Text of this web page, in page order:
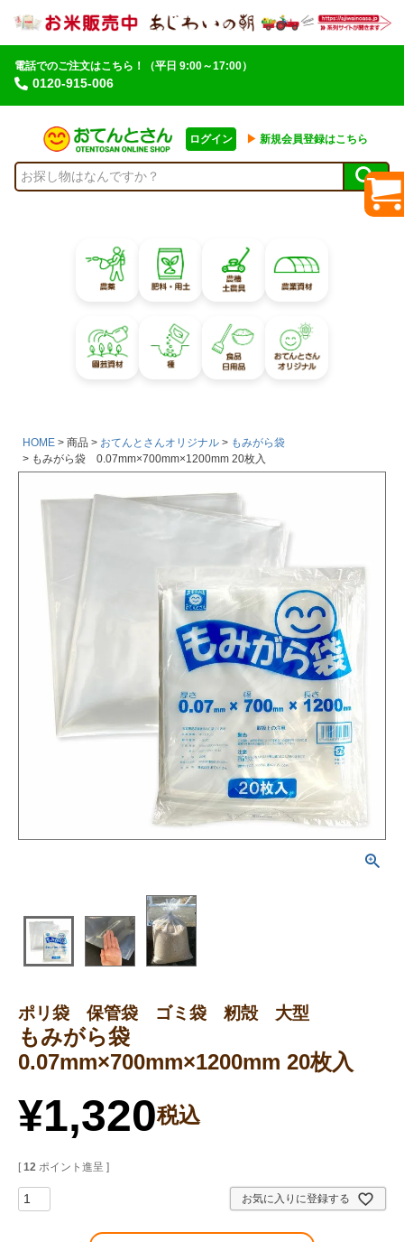
電話でのご注文はこちら！
0120-915-006
（平日 9:00～17:00）
ログイン ▶︎ 新規会員登録はこちら
HOME 商品 おてんとさんオリジナル
もみがら袋
もみがら袋 0.07mm×700mm×1200mm 20枚入
ポリ袋 保管袋 ゴミ袋 籾殻 大型
もみがら袋
0.07mm×700mm×1200mm 20枚入
¥1,320税込
[ 12 ポイント進呈 ]
お気に入りに登録する